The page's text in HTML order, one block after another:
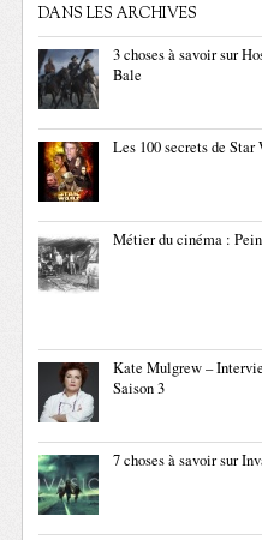
DANS LES ARCHIVES
3 choses à savoir sur
Bale
Les 100 secrets de Star
Métier du cinéma :
Kate Mulgrew –
Saison 3
7 choses à savoir sur